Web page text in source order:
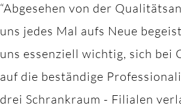
“Abgesehen von der
uns jedes Mal aufs Neue
uns essenziell wichtig, sich bei
auf die beständige
drei Schrankraum - Filialen